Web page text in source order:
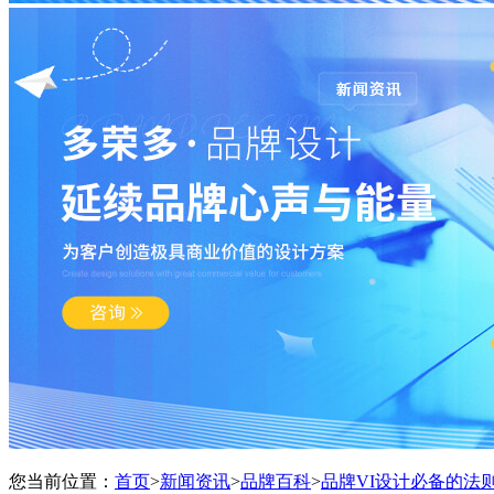
您当前位置： 首页>新闻资讯>品牌百科>品牌VI设计必备的法